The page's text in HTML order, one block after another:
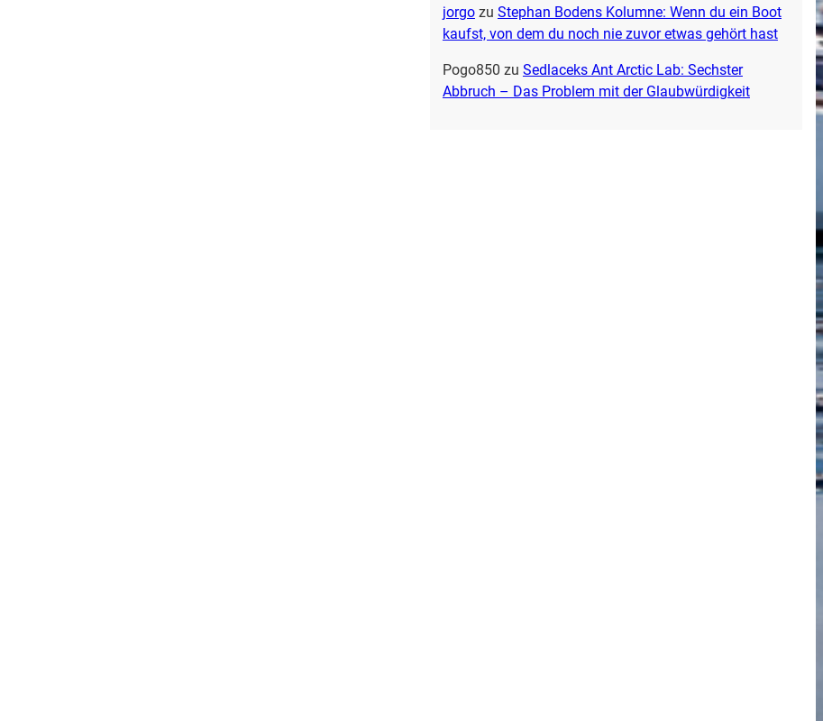
jorgozu Stephan Bodens Kolumne: Wenn du ein Boot
kaufst, von dem du noch nie zuvor etwas gehört hast
Pogo850 zu Sedlaceks Ant Arctic Lab: Sechster
Abbruch – Das Problem mit der Glaubwürdigkeit